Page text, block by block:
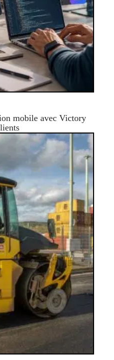
mobile avec Victory